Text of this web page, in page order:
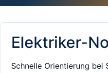
Elektriker-
Schnelle Orientierung bei